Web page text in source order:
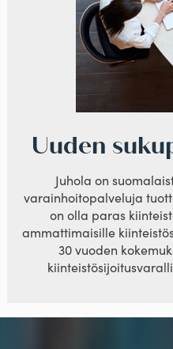
Uuden
Juhola on
varainhoitopalveluja
on olla paras
ammattimaisille
30 vuoden